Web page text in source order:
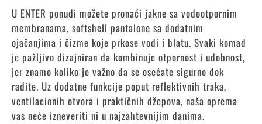
U ENTER ponudi možete pronaći jakne sa vodootpornim
membranama, softshell pantalone sa dodatnim
ojačanjima i čizme koje prkose vodi i blatu. Svaki komad
je pažljivo dizajniran da kombinuje otpornost i udobnost,
jer znamo koliko je važno da se osećate sigurno dok
radite. Uz dodatne funkcije poput reflektivnih traka,
ventilacionih otvora i praktičnih džepova, naša oprema
vas neće izneveriti ni u najzahtevnijim danima.